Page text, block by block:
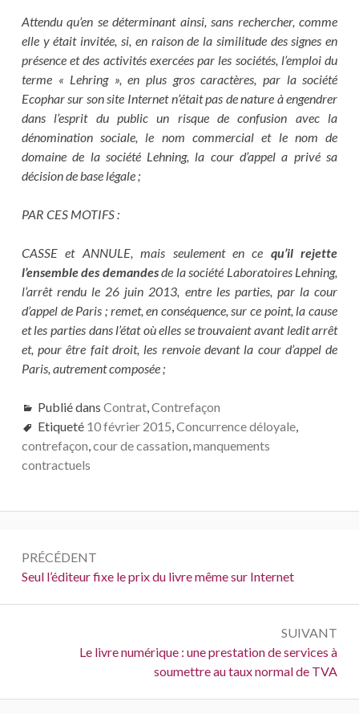
Attendu qu’en se déterminant ainsi, sans rechercher, comme
elle y était invitée, si, en raison de la similitude des signes en
présence et des activités exercées par les sociétés, l’emploi du
terme « Lehring », en plus gros caractères, par la société
Ecophar sur son site Internet n’était pas de nature à engendrer
dans l’esprit du public un risque de confusion avec la
dénomination sociale, le nom commercial et le nom de
domaine de la société Lehning, la cour d’appel a privé sa
décision de base légale ;
PAR CES MOTIFS :
CASSE et ANNULE, mais seulement en ce qu’il rejette
l’ensemble des demandesde la société Laboratoires Lehning,
l’arrêt rendu le 26 juin 2013, entre les parties, par la cour
d’appel de Paris ; remet, en conséquence, sur ce point, la cause
et les parties dans l’état où elles se trouvaient avant ledit arrêt
et, pour être fait droit, les renvoie devant la cour d’appel de
Paris, autrement composée ;
Publié dans Contrat,Contrefaçon
Etiqueté 10 février 2015,Concurrence déloyale,
contrefaçon,cour de cassation,manquements
contractuels
de
l’article
PRÉCÉDENT
Précédent :
Seul l’éditeur fixe le prix du livre même sur Internet
SUIVANT
Suivant :
Le livre numérique : une prestation de services à
soumettre au taux normal de TVA